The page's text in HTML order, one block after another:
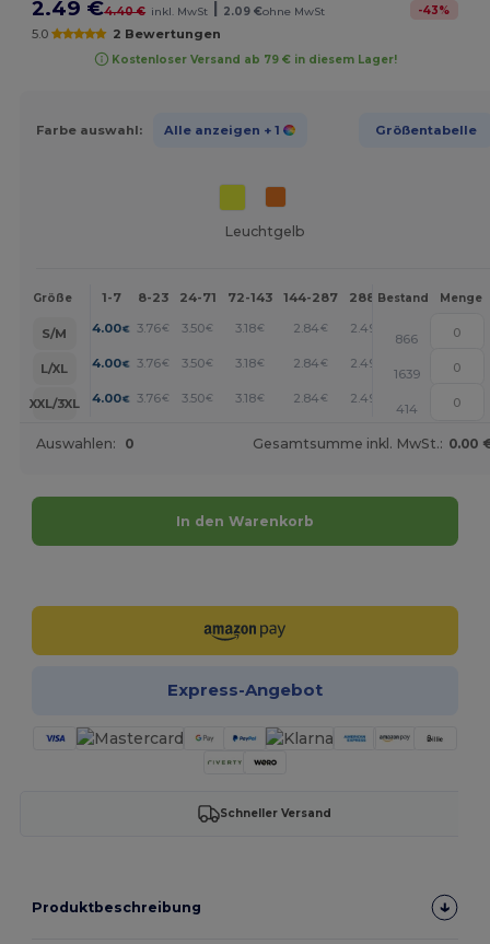
2.49 €4.40 € inkl. MwSt | 2.09 €ohne MwSt -43%
5.0 2 Bewertungen
Kostenloser Versand ab 79 € in diesem Lager!
Farbe auswahl: Alle anzeigen + 1 Größentabelle
Leuchtgelb
Größe 1-7 8-23 24-71 72-143 144-287 288 + Mehr
Bestand Menge
S/M 4.00€ 3.76€ 3.50€ 3.18€ 2.84€ 2.49 +
866
L/XL
4.00€ 3.76€ 3.50€ 3.18€ 2.84€ 2.49 +
1639
XXL/3XL
4.00€ 3.76€ 3.50€ 3.18€ 2.84€ 2.49 +
414
Auswahlen: 0 Gesamtsumme inkl. MwSt.: 0.00
In den Warenkorb
Express-Angebot
Schneller Versand
Produktbeschreibung